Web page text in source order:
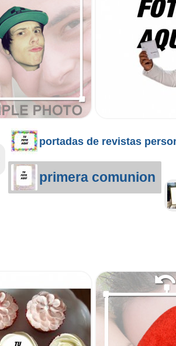
portadas de revistas
primera comunion